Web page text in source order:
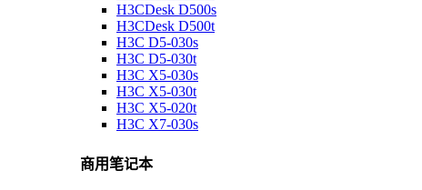
H3CDesk D500s
H3CDesk D500t
H3C D5-030s
H3C D5-030t
H3C X5-030s
H3C X5-030t
H3C X5-020t
H3C X7-030s
商用笔记本